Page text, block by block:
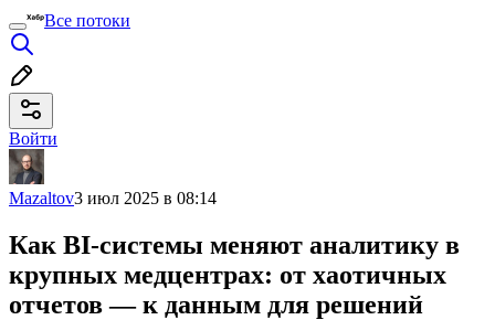
Все потоки
Войти
Mazaltov3 июл 2025 в 08:14
Как BI-системы меняют аналитику в
крупных медцентрах: от хаотичных
отчетов — к данным для решений